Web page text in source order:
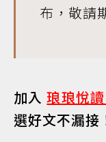
布，敬請
加入琅琅悅
選好文不漏接